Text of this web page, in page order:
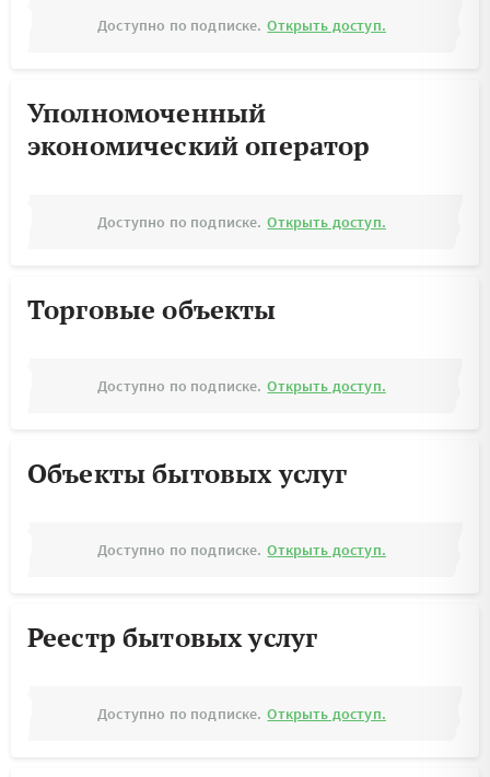
Доступно по подписке. Открыть доступ.
Уполномоченный
экономический оператор
Доступно по подписке. Открыть доступ.
Торговые объекты
Доступно по подписке. Открыть доступ.
Объекты бытовых услуг
Доступно по подписке. Открыть доступ.
Реестр бытовых услуг
Доступно по подписке. Открыть доступ.